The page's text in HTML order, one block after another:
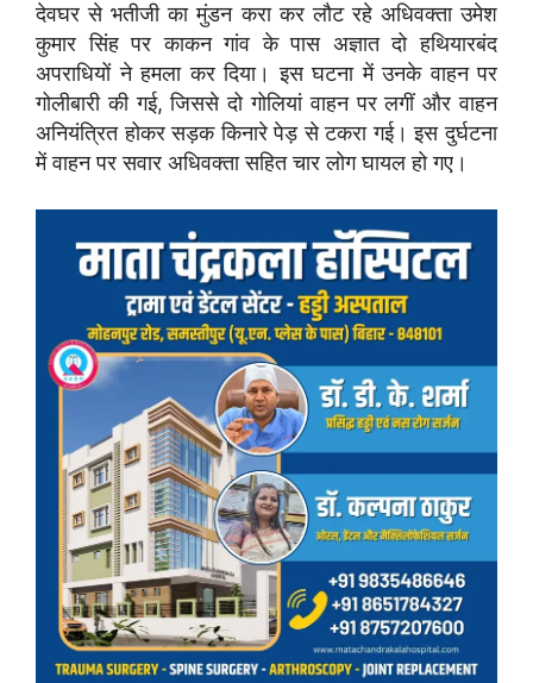
देवघर से भतीजी का मुंडन करा कर लौट रहे अधिवक्ता उमेश
कुमार सिंह पर काकन गांव के पास अज्ञात दो हथियारबंद
अपराधियों ने हमला कर दिया। इस घटना में उनके वाहन पर
गोलीबारी की गई, जिससे दो गोलियां वाहन पर लगीं और वाहन
अनियंत्रित होकर सड़क किनारे पेड़ से टकरा गई। इस दुर्घटना
में वाहन पर सवार अधिवक्ता सहित चार लोग घायल हो गए।